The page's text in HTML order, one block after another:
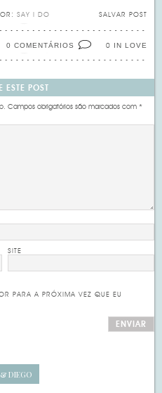
SALVAR POST
SAY I DO
0 IN LOVE
0 COMENTÁRIOS
POST
Campos obrigatórios são marcados com*
SITE
PARA A PRÓXIMA VEZ QUE EU
DIEGO